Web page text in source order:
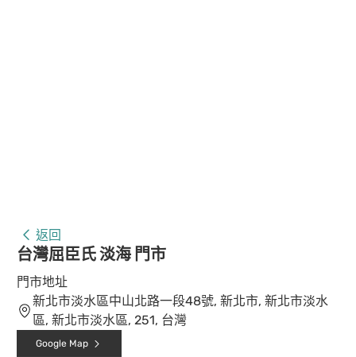
返回
台灣屈臣氏 淡海 門市
門市地址
新北市淡水區中山北路一段48號, 新北市, 新北市淡水
區, 新北市淡水區, 251, 台灣
Google Map